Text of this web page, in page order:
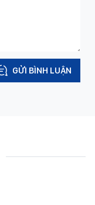
GỬI BÌNH LUẬN